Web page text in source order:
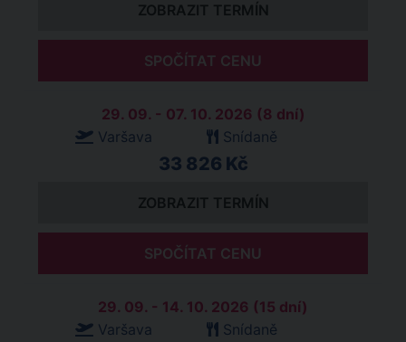
ZOBRAZIT TERMÍN
SPOČÍTAT CENU
29. 09. - 07. 10. 2026 (8 dní)
Varšava
Snídaně
33 826 Kč
ZOBRAZIT TERMÍN
SPOČÍTAT CENU
29. 09. - 14. 10. 2026 (15 dní)
Varšava
Snídaně